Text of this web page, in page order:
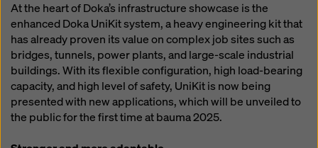
At the heart of Doka’s infrastructure showcase is the
enhanced Doka UniKit system, a heavy engineering kit that
has already proven its value on complex job sites such as
bridges, tunnels, power plants, and large-scale industrial
buildings. With its flexible configuration, high load-bearing
capacity, and high level of safety, UniKit is now being
presented with new applications, which will be unveiled to
the public for the first time at bauma 2025.